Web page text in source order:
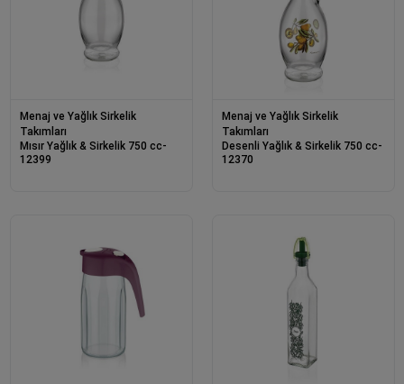
Menaj ve Yağlık Sirkelik
Takımları
Mısır Yağlık & Sirkelik 750 cc-
12399
Menaj ve Yağlık Sirkelik
Takımları
Desenli Yağlık & Sirkelik 750 cc-
12370